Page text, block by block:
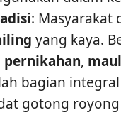
: Masyarakat
yang kaya.
pernikahan,
bagian
gotong